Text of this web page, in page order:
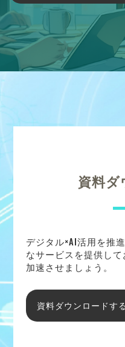
資料ダ
デジタル×AI活用を推
なサービスを提供し
加速させましょう。
資料ダウンロードする